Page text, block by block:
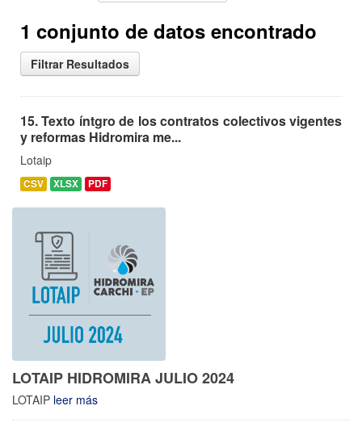
1 conjunto de datos encontrado
Filtrar Resultados
15. Texto íntgro de los contratos colectivos vigentes
y reformas Hidromira me...
Lotaip
CSV XLSX PDF
LOTAIP HIDROMIRA JULIO 2024
LOTAIP leer más